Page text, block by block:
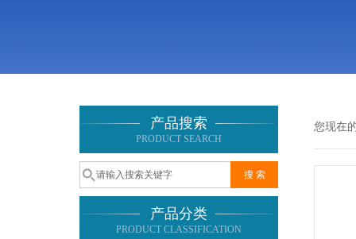
产品搜索
PRODUCT SEARCH
产品分类
PRODUCT CLASSIFICATION
您现在